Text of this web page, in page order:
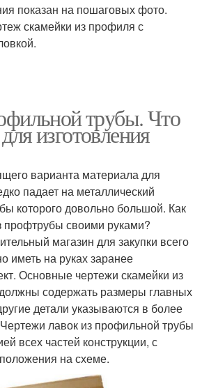
показан на пошаговых фото.
скамейки из профиля с
трубы. Что
изготовления
варианта материала для
падает на металлический
которого довольно большой. Как
профтрубы своими руками?
магазин для закупки всего
иметь на руках заранее
Основные чертежи скамейки из
содержать размеры главных
детали указываются в более
лавок из профильной трубы
всех частей конструкции, с
на схеме.